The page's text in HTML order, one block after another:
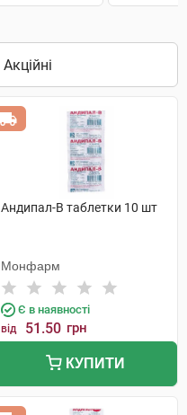
Андипал-В таблетки 10 шт
Монфарм
Є в наявності
від 51.50 грн
КУПИТИ